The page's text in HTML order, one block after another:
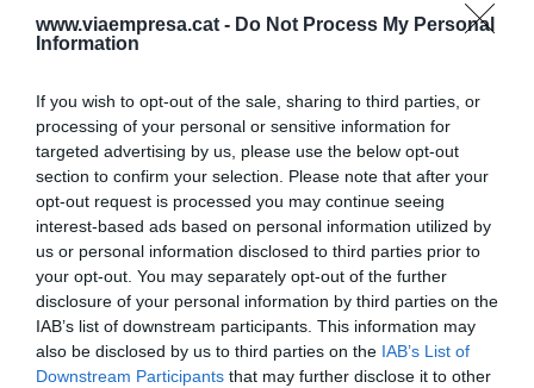
www.viaempresa.cat - Do Not Process My Personal
Information
If you wish to opt-out of the sale, sharing to third parties, or
processing of your personal or sensitive information for
targeted advertising by us, please use the below opt-out
section to confirm your selection. Please note that after your
opt-out request is processed you may continue seeing
interest-based ads based on personal information utilized by
us or personal information disclosed to third parties prior to
your opt-out. You may separately opt-out of the further
disclosure of your personal information by third parties on the
IAB’s list of downstream participants. This information may
also be disclosed by us to third parties on the IAB’s List of
Downstream Participants that may further disclose it to other
nosaltres", diu Sala.
privat s'impliqui en la creació cultural passa per
trucar a la porta d'institucions bancàries com, per
exemple, la Fundació Banc Sabadell. La seva
directora,Sònia Mulero,explica que l'entitat es
fixa en projectes madurs d'entitats que ja
tinguin cert reconeixementi, sobretot, "que
tinguin sentit dins el nostre pla anual d'actuació".
Els projectes que relacionen cultura i educació,
que són innovadors i que tinguin un impacte futur